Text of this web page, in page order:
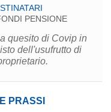
PENSIONE
quesito di Covip in
dell'usufrutto di
PRASSI